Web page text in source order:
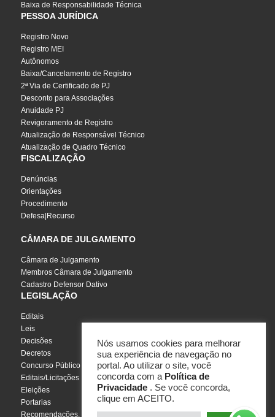
Baixa de Responsabilidade Técnica
PESSOA JURÍDICA
Registro Novo
Registro MEI
Autônomos
Baixa/Cancelamento de Registro
2ª Via de Certificado de PJ
Desconto para Associações
Anuidade PJ
Revigoramento de Registro
Atualização de Responsável Técnico
Atualização de Quadro Técnico
FISCALIZAÇÃO
Denúncias
Orientações
Procedimento
Defesa|Recurso
CÂMARA DE JULGAMENTO
Câmara de Julgamento
Membros Câmara de Julgamento
Cadastro Defensor Dativo
LEGISLAÇÃO
Editais
Leis
Decisões
Decretos
Concurso Público
Editais/Licitações
Eleições
Portarias
Recomendações, Pareceres e Notas
Nós usamos cookies para melhorar
sua experiência de navegação no
portal. Ao utilizar o site, você
concorda com a Política de
Privacidade . Se você concorda,
clique em ACEITO.